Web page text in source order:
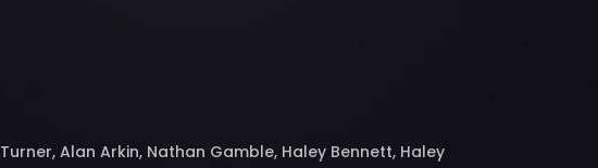
Alan Arkin, Nathan Gamble, Haley Bennett, Haley